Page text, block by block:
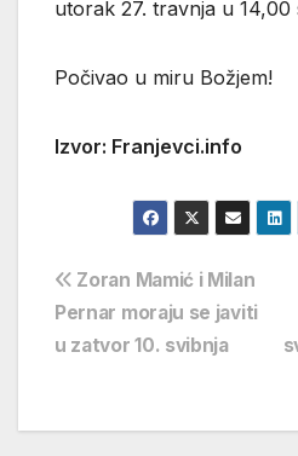
utorak 27. travnja u 14,00
Počivao u miru Božjem!
Izvor: Franjevci.info
Navigacija
objava
Zoran Mamić i Milan
Pernar moraju se javiti
u zatvor 10. svibnja